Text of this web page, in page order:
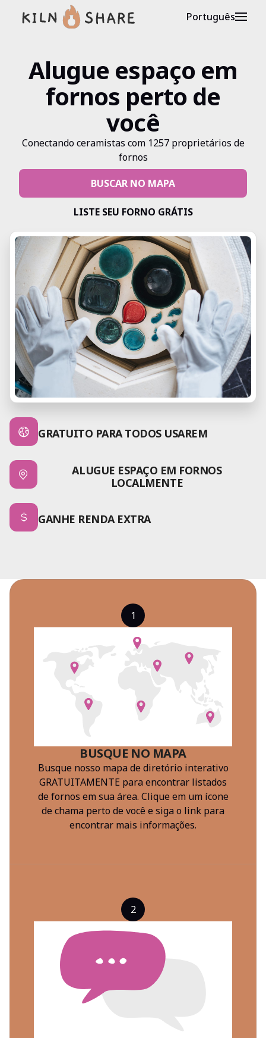
Português
Alugue espaço em
fornos perto de
você
Conectando ceramistas com 1257 proprietários de
fornos
BUSCAR NO MAPA
LISTE SEU FORNO GRÁTIS
GRATUITO PARA TODOS USAREM
ALUGUE ESPAÇO EM FORNOS
LOCALMENTE
GANHE RENDA EXTRA
1
BUSQUE NO MAPA
Busque nosso mapa de diretório interativo
GRATUITAMENTE para encontrar listados
de fornos em sua área. Clique em um ícone
de chama perto de você e siga o link para
encontrar mais informações.
2